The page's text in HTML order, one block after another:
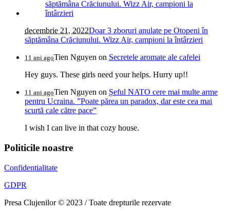
decembrie 21, 2022Doar 3 zboruri anulate pe Otopeni în
săptămâna Crăciunului. Wizz Air, campioni la întârzieri
11 ani agoTien Nguyen on Secretele aromate ale cafelei
Hey guys. These girls need your helps. Hurry up!!
11 ani agoTien Nguyen on Șeful NATO cere mai multe arme
pentru Ucraina. ”Poate părea un paradox, dar este cea mai
scurtă cale către pace”
I wish I can live in that cozy house.
Politicile noastre
Confidentialitate
GDPR
Presa Clujenilor © 2023 / Toate drepturile rezervate